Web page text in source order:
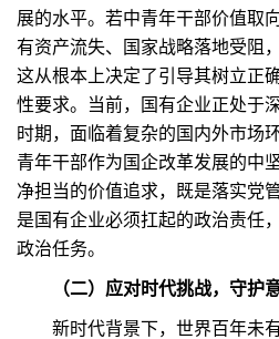
展的水平。若中青年干部价值取
有资产流失、国家战略落地受阻
这从根本上决定了引导其树立正
性要求。当前，国有企业正处于
时期，面临着复杂的国内外市场
青年干部作为国企改革发展的中
净担当的价值追求，既是落实党
是国有企业必须扛起的政治责任
政治任务。
（二）应对时代挑战，守护
新时代背景下，世界百年未有